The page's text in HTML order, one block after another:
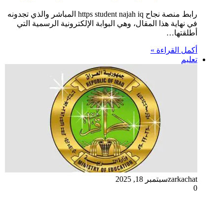
رابط منصة نجاح https student najah iq المباشر والذي تجدونه
في نهاية هذا المقال، وهي البوابة الإلكترونية الرسمية التي
أطلقتها…
أكمل القراءة »
تعليم
zarkachatسبتمبر 18, 2025
0